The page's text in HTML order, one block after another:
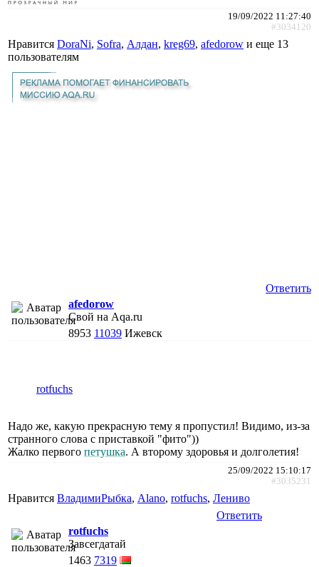
19/09/2022 11:27:40
#3034120
Нравится DoraNi, Sofra, Алдан, kreg69, afedorow и еще 13
пользователям
Ответить
afedorow
Свой на Aqa.ru
8953 11039 Ижевск
rotfuchs
Надо же, какую прекрасную тему я пропустил! Видимо, из-за
странного слова с приставкой "фито"))
Жалко первого петушка. А второму здоровья и долголетия!
25/09/2022 15:10:17
#3035231
Нравится ВладимиРыбка, Alano, rotfuchs, Лениво
Ответить
rotfuchs
Завсегдатай
1463 7319